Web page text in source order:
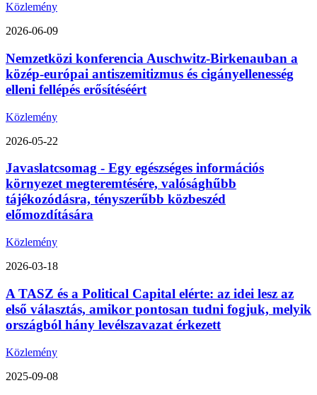
Közlemény
2026-06-09
Nemzetközi konferencia Auschwitz-Birkenauban a
közép-európai antiszemitizmus és cigányellenesség
elleni fellépés erősítéséért
Közlemény
2026-05-22
Javaslatcsomag - Egy egészséges információs
környezet megteremtésére, valósághűbb
tájékozódásra, tényszerűbb közbeszéd
előmozdítására
Közlemény
2026-03-18
A TASZ és a Political Capital elérte: az idei lesz az
első választás, amikor pontosan tudni fogjuk, melyik
országból hány levélszavazat érkezett
Közlemény
2025-09-08